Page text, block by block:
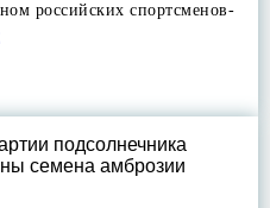
российских спортсменов-
подсолнечника
семена амброзии